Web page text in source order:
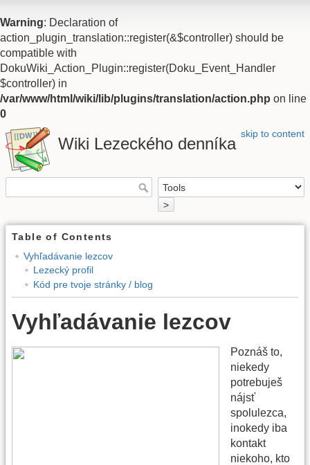
Warning: Declaration of
action_plugin_translation::register(&$controller) should be
compatible with
DokuWiki_Action_Plugin::register(Doku_Event_Handler
$controller) in
/var/www/html/wiki/lib/plugins/translation/action.php on line
0
skip to content
Wiki Lezeckého denníka
Table of Contents
Vyhľadávanie lezcov
Lezecký profil
Kód pre tvoje stránky / blog
Vyhľadávanie lezcov
Poznáš to,
niekedy
potrebuješ
nájsť
spolulezca,
inokedy iba
kontakt
niekoho, kto